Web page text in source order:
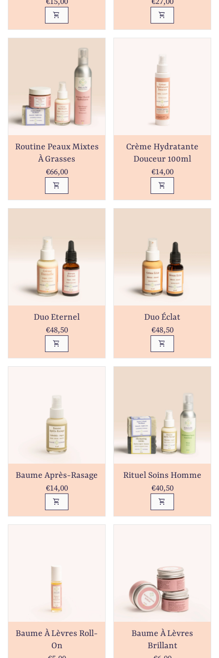
shopping_cart shopping_cart
Routine Peaux Mixtes
À Grasses
Prix normal
€66,00
shopping_cart
Crème Hydratante
Douceur 100ml
Prix normal
€14,00
shopping_cart
Duo Eternel
Prix normal
€48,50
shopping_cart
Duo Éclat
Prix normal
€48,50
shopping_cart
Baume Après-Rasage
Prix normal
€14,00
shopping_cart
Rituel Soins Homme
Prix normal
€40,50
shopping_cart
Baume À Lèvres Roll-
On
Baume À Lèvres
Brillant